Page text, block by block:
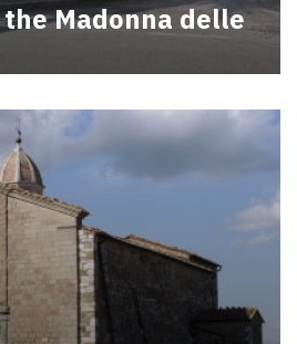
Madonna delle